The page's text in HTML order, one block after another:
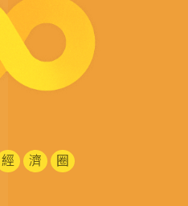
經 濟 圈